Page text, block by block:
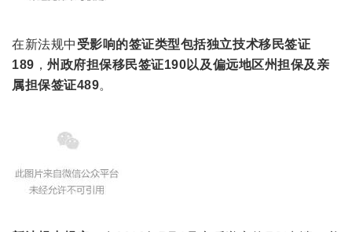
在新法规中 受影响的签证类型包括独立技术移民签证
189 ，州政府担保移民签证190以及偏远地区州担保及亲
属担保签证489。